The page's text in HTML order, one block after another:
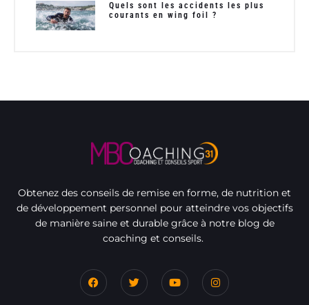
Quels sont les accidents les plus
courants en wing foil ?
Obtenez des conseils de remise en forme, de nutrition et
de développement personnel pour atteindre vos objectifs
de manière saine et durable grâce à notre blog de
coaching et conseils.